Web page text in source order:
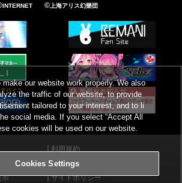
INTERNET ©上海アリス幻樂団
利用規約
外部送信について
示
サイトポリシー
our website work properly. We also
the traffic of our website, to provide
tailored to your interest, and to li
social media. If you select “Accept All
cookies will be used on our website.
Cookies Settings